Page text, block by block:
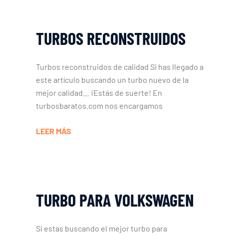
TURBOS RECONSTRUIDOS
Turbos reconstruidos de calidad Si has llegado a
este artículo buscando un turbo nuevo de la
mejor calidad… ¡Estás de suerte! En
turbosbaratos.com nos encargamos
LEER MÁS
TURBO PARA VOLKSWAGEN
Si estas buscando el mejor turbo para